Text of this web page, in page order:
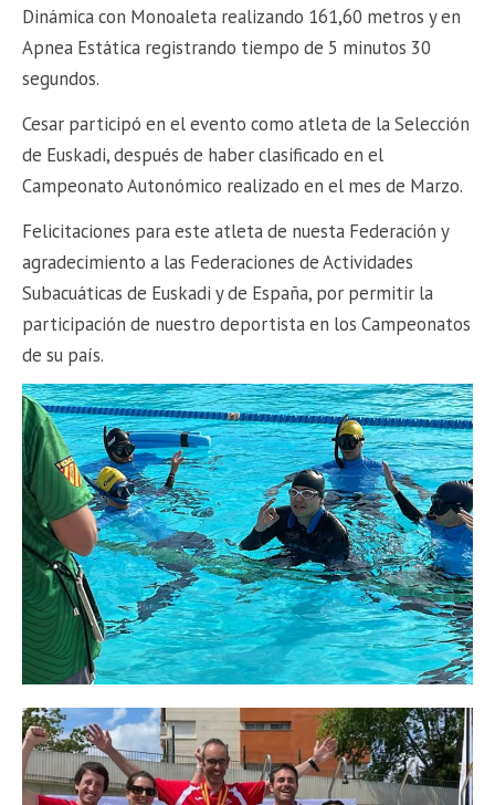
Dinámica con Monoaleta realizando 161,60 metros y en
Apnea Estática registrando tiempo de 5 minutos 30
segundos.
Cesar participó en el evento como atleta de la Selección
de Euskadi, después de haber clasificado en el
Campeonato Autonómico realizado en el mes de Marzo.
Felicitaciones para este atleta de nuesta Federación y
agradecimiento a las Federaciones de Actividades
Subacuáticas de Euskadi y de España, por permitir la
participación de nuestro deportista en los Campeonatos
de su país.